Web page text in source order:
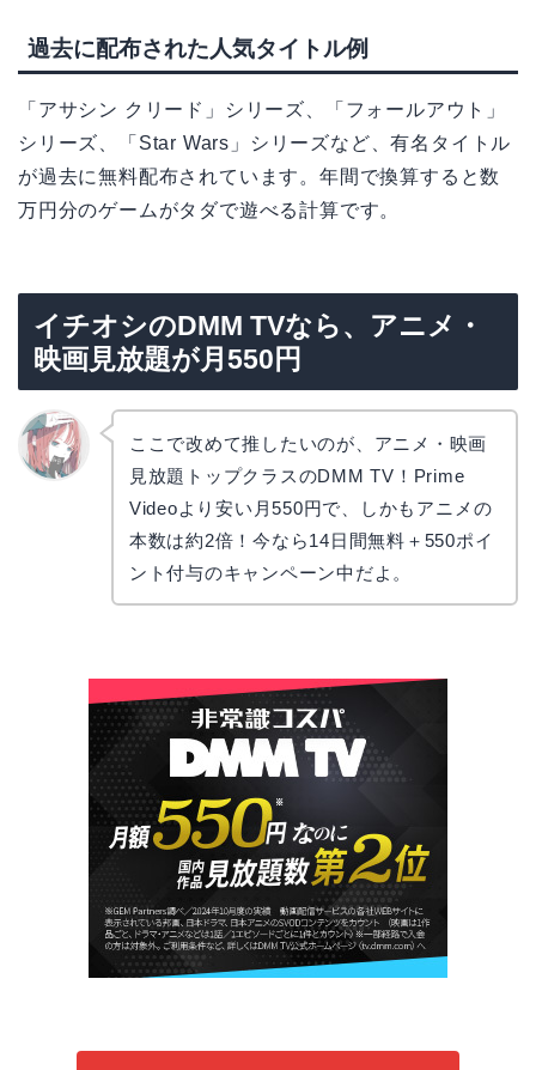
過去に配布された人気タイトル例
「アサシン クリード」シリーズ、「フォールアウト」
シリーズ、「Star Wars」シリーズなど、有名タイトル
が過去に無料配布されています。年間で換算すると数
万円分のゲームがタダで遊べる計算です。
イチオシのDMM TVなら、アニメ・
映画見放題が月550円
ここで改めて推したいのが、アニメ・映画
見放題トップクラスのDMM TV！Prime
Videoより安い月550円で、しかもアニメの
本数は約2倍！今なら14日間無料＋550ポイ
ント付与のキャンペーン中だよ。